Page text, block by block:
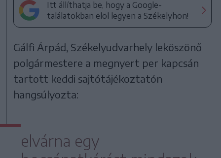
Itt állíthatja be, hogy a Google-
találatokban elöl legyen a Székelyhon!
Gálfi Árpád, Székelyudvarhely leköszönő
polgármestere a megnyert per kapcsán
tartott keddi sajtótájékoztatón
hangsúlyozta:
elvárna egy